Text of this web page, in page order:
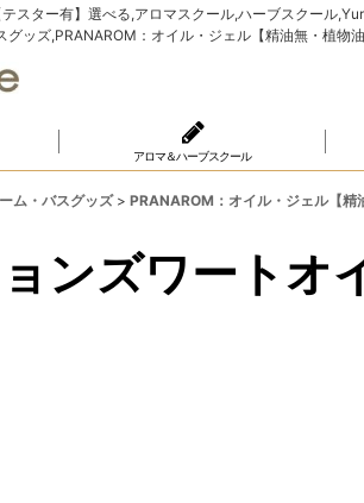
スター有】選べる,アロマスクール,ハーブスクール
グッズ,PRANAROM：オイル・ジェル【精油無・植
アロマ＆ハーブスクール
ム・バスグッズ > PRANAROM：オイル・ジェル【精
ンズワート